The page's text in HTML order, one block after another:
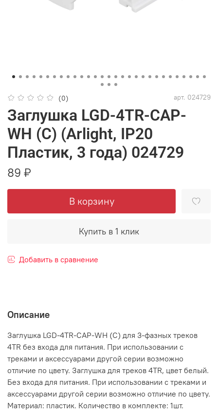
(0) арт. 024729
Заглушка LGD-4TR-CAP-
WH (C) (Arlight, IP20
Пластик, 3 года) 024729
89 ₽
В корзину
Купить в 1 клик
Добавить в сравнение
Описание
Заглушка LGD-4TR-CAP-WH (C) для 3-фазных треков
4TR без входа для питания. При использовании с
треками и аксессуарами другой серии возможно
отличие по цвету. Заглушка для треков 4TR, цвет белый.
Без входа для питания. При использовании с треками и
аксессуарами другой серии возможно отличие по цвету.
Материал: пластик. Количество в комплекте: 1шт.